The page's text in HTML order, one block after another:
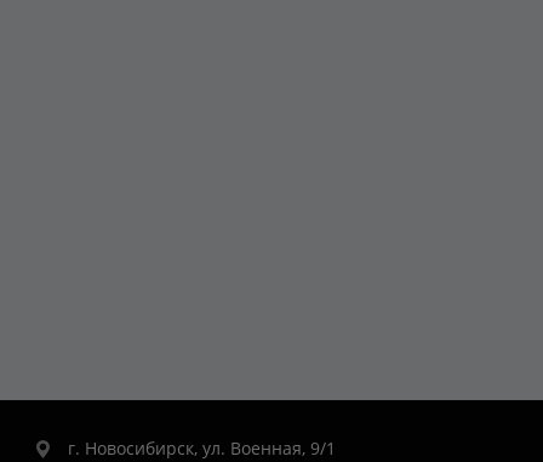
г. Новосибирск, ул. Военная, 9/1